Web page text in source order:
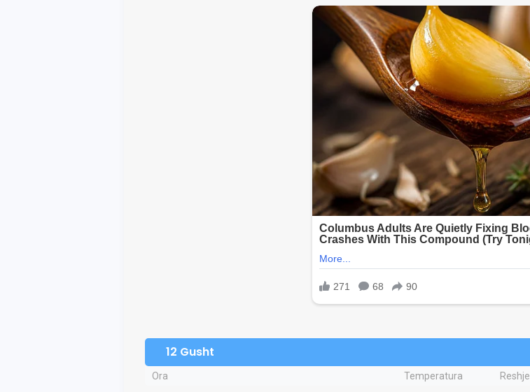
12 Gusht
Ora Temperatura Reshje